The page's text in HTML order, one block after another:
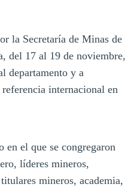
la Secretaría de Minas de
del 17 al 19 de noviembre,
departamento y a
internacional en
en el que se congregaron
líderes mineros,
mineros, academia,